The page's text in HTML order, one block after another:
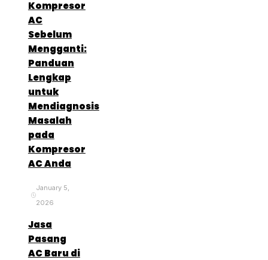
Kompresor
AC
Sebelum
Mengganti:
Panduan
Lengkap
untuk
Mendiagnosis
Masalah
pada
Kompresor
AC Anda
January 5,
2026
Jasa
Pasang
AC Baru di